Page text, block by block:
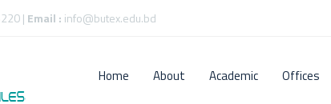
| Email : info@butex.edu.bd
Home About Academic Offices